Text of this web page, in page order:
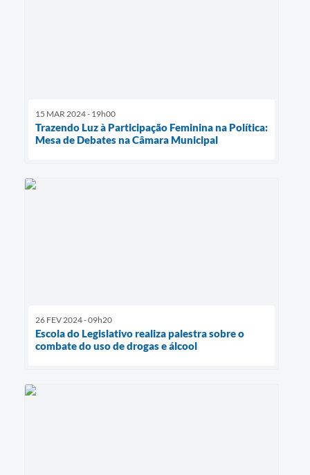
15 MAR 2024 - 19h00
Trazendo Luz à Participação Feminina na Política:
Mesa de Debates na Câmara Municipal
26 FEV 2024 - 09h20
Escola do Legislativo realiza palestra sobre o
combate do uso de drogas e álcool